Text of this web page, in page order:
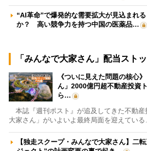
“AI革命”で爆発的な需要拡大が見込まれ
か？ 高い競争力を持つ中国の医薬品…
「みんなで大家さん」配当スト
《ついに見えた問題の核心
ん」2000億円超不動産投資
ら…
本誌『週刊ポスト』が追及してきた不動産
大家さん」がいよいよ最終局面を迎えている
【独走スクープ・みんなで大家さん】二